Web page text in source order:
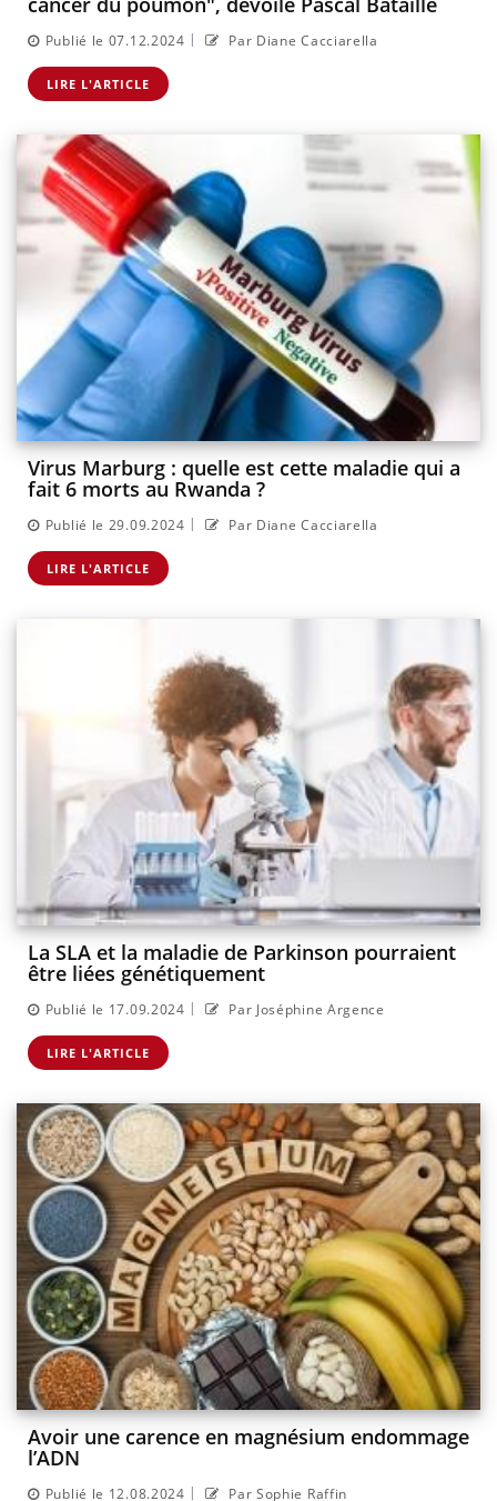
Publié le 07.12.2024 | Par Diane Cacciarella
LIRE L'ARTICLE
Virus Marburg : quelle est cette maladie qui a
fait 6 morts au Rwanda ?
Publié le 29.09.2024 | Par Diane Cacciarella
LIRE L'ARTICLE
La SLA et la maladie de Parkinson pourraient
être liées génétiquement
Publié le 17.09.2024 | Par Joséphine Argence
LIRE L'ARTICLE
Avoir une carence en magnésium endommage
l’ADN
Publié le 12.08.2024 | Par Sophie Raffin